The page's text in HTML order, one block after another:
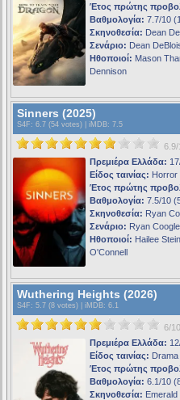
Έτος πρώτης
Βαθμολογία: 7.7/10
Σκηνοθεσία: Dean
Σενάριο: Dean
Ηθοποιοί: Mason
Dennison
Sinners (2025)
S4F : 6.7 (54 votes) | iMDB: 7.5
6.9/
Πρεμιέρα Ελλάδα:
Είδος ταινίας: Horror
Έτος πρώτης
Βαθμολογία: 7.5/10
Σκηνοθεσία: Ryan
Σενάριο: Ryan
Ηθοποιοί: Hailee
O'Connell
Wuthering Heights (2026)
S4F : 5.7 (8 votes) | iMDB: 6.1
6/10
Πρεμιέρα Ελλάδα:
Είδος ταινίας:
Έτος πρώτης
Βαθμολογία: 6.1/10
Σκηνοθεσία: Emerald